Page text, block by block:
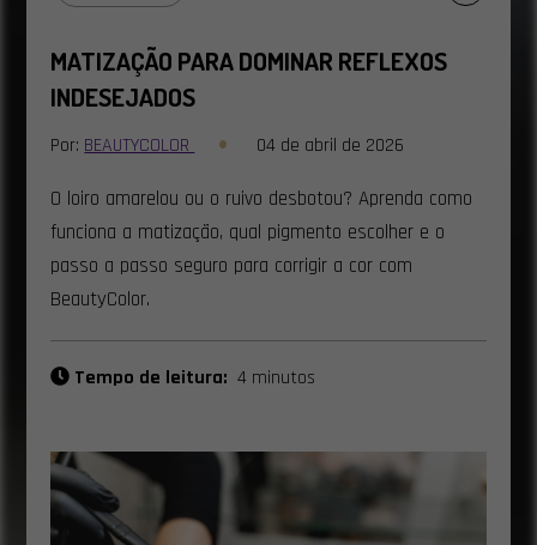
MATIZAÇÃO PARA DOMINAR REFLEXOS
INDESEJADOS
Por:BEAUTYCOLOR 04 de abril de 2026
O loiro amarelou ou o ruivo desbotou? Aprenda como
funciona a matização, qual pigmento escolher e o
passo a passo seguro para corrigir a cor com
BeautyColor.
Tempo de leitura:4 minutos